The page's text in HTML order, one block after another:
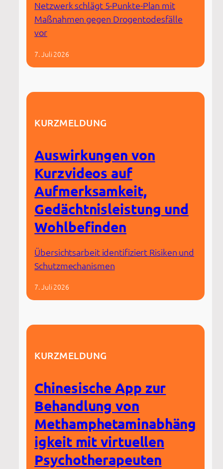
Netzwerk schlägt 5-Punkte-Plan mit
Maßnahmen gegen Drogentodesfälle
vor
7. Juli 2026
KURZMELDUNG
Auswirkungen von
Kurzvideos auf
Aufmerksamkeit,
Gedächtnisleistung und
Wohlbefinden
Übersichtsarbeit identifiziert Risiken und
Schutzmechanismen
7. Juli 2026
KURZMELDUNG
Chinesische App zur
Behandlung von
Methamphetaminabhäng
igkeit mit virtuellen
Psychotherapeuten